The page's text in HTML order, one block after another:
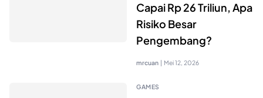
Capai Rp 26 Triliun, Apa
Risiko Besar
Pengembang?
mrcuan | Mei 12, 2026
GAMES